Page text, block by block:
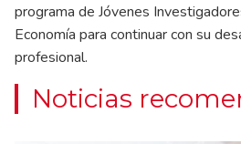
programa de Jóvenes
Economía para continuar con su
profesional.
Noticias